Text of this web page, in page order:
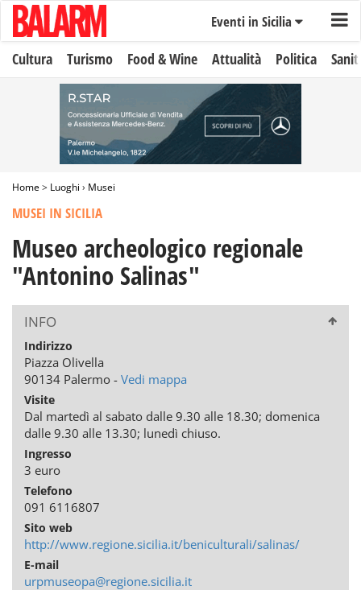
Eventi in Sicilia
Cultura Turismo Food & Wine Attualità Politica
Home> Luoghi › Musei
MUSEI IN SICILIA
Museo archeologico regionale
"Antonino Salinas"
INFO
Indirizzo
Piazza Olivella
90134 Palermo - Vedi mappa
Visite
Dal martedì al sabato dalle 9.30 alle 18.30; domenica
dalle 9.30 alle 13.30; lunedì chiuso.
Ingresso
3 euro
Telefono
091 6116807
Sito web
http://www.regione.sicilia.it/beniculturali/salinas/
E-mail
urpmuseopa@regione.sicilia.it